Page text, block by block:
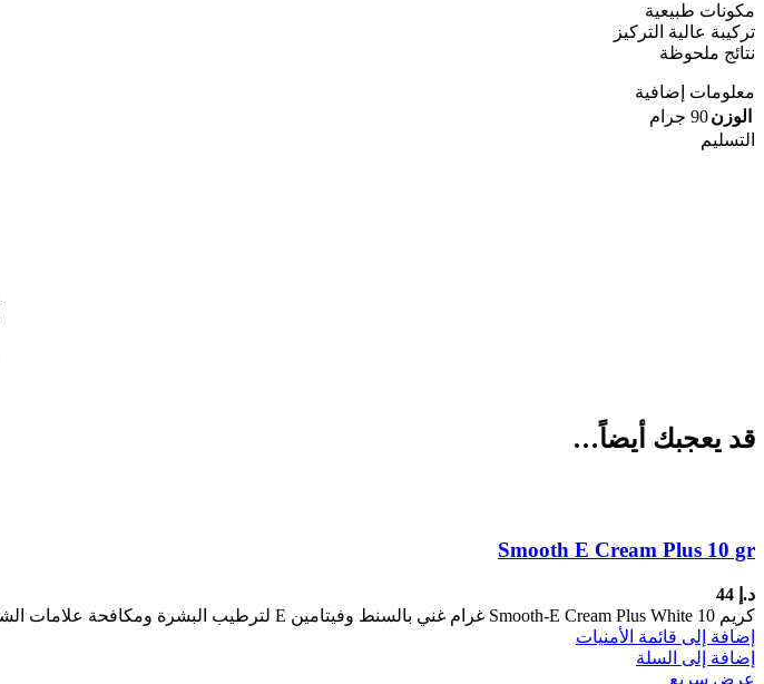
مكونات طبيعية
تركيبة عالية التركيز
نتائج ملحوظة
معلومات إضافية
الوزن90 جرام
التسليم
قد يعجبك أيضاً…
Smooth E Cream Plus 10 gr
د.إ
كريم Smooth-E Cream Plus White 10 غرام غني بالسنط وفيتامين E لترطيب البشرة ومكافحة علامات الشيخوخة المبكرة، تقليل التجاعيد والخطوط
إضافة إلى قائمة الأمنيات
إضافة إلى السلة
عرض سريع